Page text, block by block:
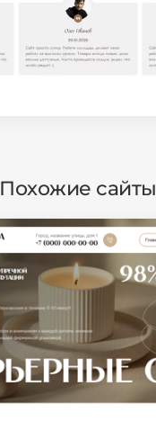
Похожие сайты